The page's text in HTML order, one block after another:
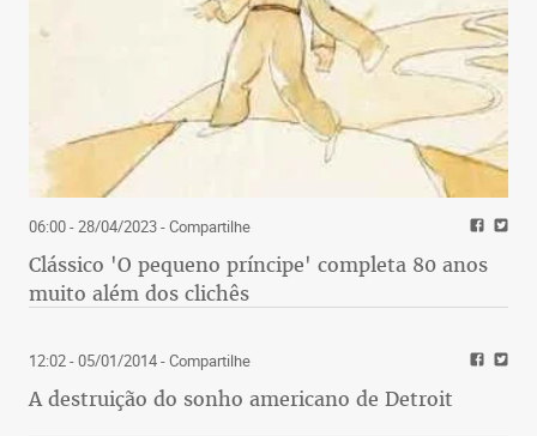
06:00 - 28/04/2023- Compartilhe
Clássico 'O pequeno príncipe' completa 80 anos
muito além dos clichês
12:02 - 05/01/2014- Compartilhe
A destruição do sonho americano de Detroit